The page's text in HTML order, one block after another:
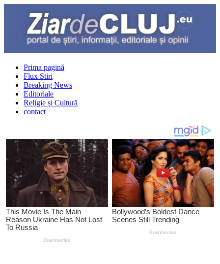
Prima pagină
Flux Stiri
Breaking News
Editoriale
Religie și Cultură
contact